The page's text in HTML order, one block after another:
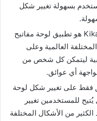
بسهولة تغيير شكل
تطبيق Kika Keyboard هو تطبيق لوحة مفاتيح
العالمية وعلى
ليتمكن كل شخص من
أي عوائق.
فقط على تغيير شكل لوحة
للمستخدمين تغيير
من الأشكال المختلفة